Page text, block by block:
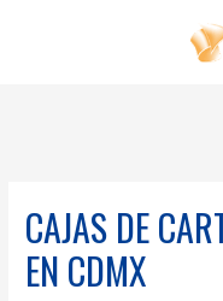
CAJAS DE
EN CDMX